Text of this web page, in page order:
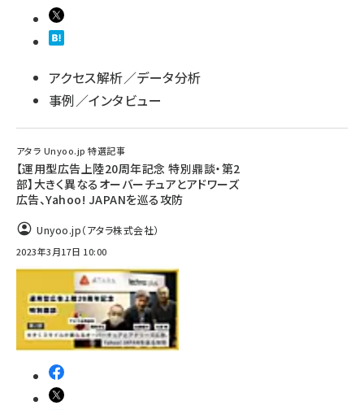
アクセス解析／データ分析
事例／インタビュー
アタラ Unyoo.jp 特選記事
【運用型広告上陸20周年記念 特別鼎談・第2
部】大きく異なるオーバーチュアとアドワーズ
広告、Yahoo! JAPANを巡る攻防
Unyoo.jp（アタラ株式会社）
2023年3月17日 10:00